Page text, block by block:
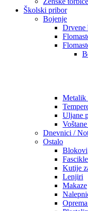
Školski pribor
Bojenje
Drvene
Metalik
Uljane
Dnevnici /
Ostalo
Blokovi
Fascikle
Kutije
Lenjiri
Makaze